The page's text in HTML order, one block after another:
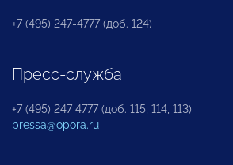
+7 (495) 247-4777 (доб. 124)
Пресс-служба
+7 (495) 247 4777 (доб. 115, 114, 113)
pressa@opora.ru